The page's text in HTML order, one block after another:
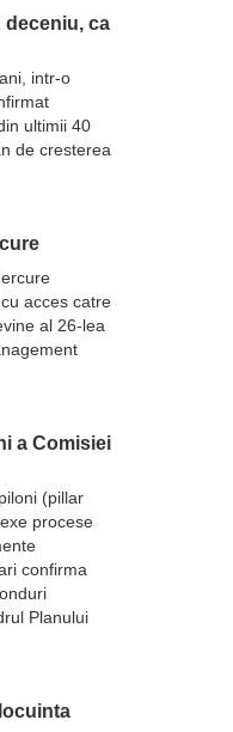
deceniu, ca
intr-o
ultimii 40
de cresterea
acces catre
al 26-lea
a Comisiei
(pillar
procese
confirma
Planului